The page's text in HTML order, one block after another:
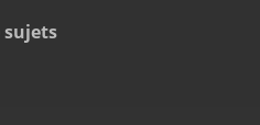
sujets